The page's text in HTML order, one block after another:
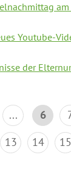
Youtube-
der
... 6
13 14 15